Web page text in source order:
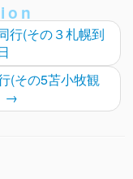
行(その３札幌到
(その5苫小牧観
→